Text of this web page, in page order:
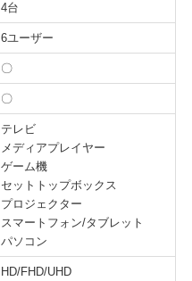
4台
6ユーザー
〇
〇
テレビ
メディアプレイヤー
ゲーム機
セットトップボックス
プロジェクター
スマートフォン/タブレット
パソコン
HD/FHD/UHD